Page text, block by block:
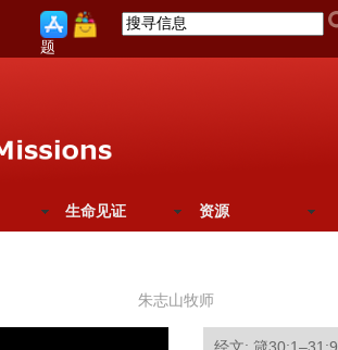
题
生命见证 资源
朱志山牧师